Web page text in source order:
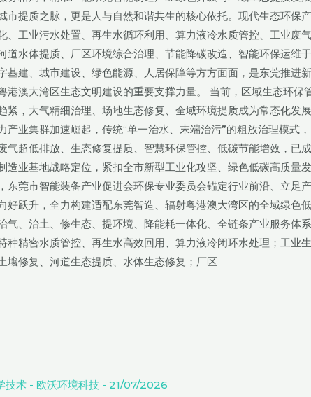
市提质之脉，更是人与自然和谐共生的核心依托。现代生态环保
、工业污水处置、再生水循环利用、算力液冷水质管控、工业废
道水体提质、厂区环境综合治理、节能降碳改造、智能环保运维
基建、城市建设、绿色能源、人居保障等方方面面，是东莞推进
港澳大湾区生态文明建设的重要支撑力量。 当前，区域生态环保
紧，大气精细治理、场地生态修复、全域环境提质成为常态化发
产业集群加速崛起，传统“单一治水、末端治污”的粗放治理模式
气超低排放、生态修复提质、智慧环保管控、低碳节能增效，已
造业基地战略定位，紧扣全市新型工业化攻坚、绿色低碳高质量
东莞市智能装备产业促进会环保专业委员会锚定行业前沿、立足
好跃升，全力构建适配东莞智造、辐射粤港澳大湾区的全域绿色
气、治土、修生态、提环境、降能耗一体化、全链条产业服务体
种精密水质管控、再生水高效回用、算力液冷闭环水处理；工业
壤修复、河道生态提质、水体生态修复；厂区
技术- 欧沃环境科技 - 21/07/2026